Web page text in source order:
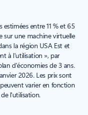
entre 11 % et 65
sur une machine virtuelle
la région USA Est et
à l'utilisation », par
d'économies de 3 ans.
2026. Les prix sont
varier en fonction
l'utilisation.